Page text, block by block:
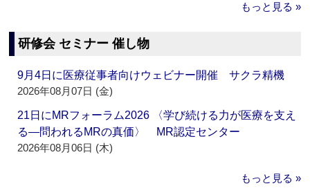
もっと見る »
研修会 セミナー 催し物
9月4日に医療従事者向けウェビナー開催 サクラ精機
2026年08月07日 (金)
21日にMRフォーラム2026 〈学び続ける力が医療を支え
る―問われるMRの真価〉 MR認定センター
2026年08月06日 (木)
もっと見る »